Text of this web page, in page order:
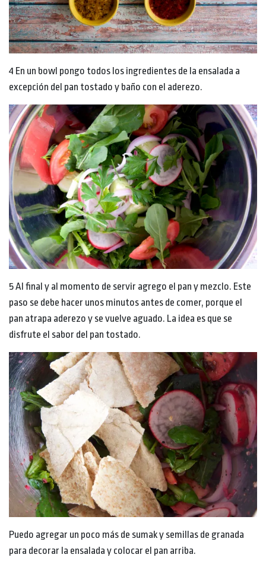
4 En un bowl pongo todos los ingredientes de la ensalada a
excepción del pan tostado y baño con el aderezo.
5 Al final y al momento de servir agrego el pan y mezclo. Este
paso se debe hacer unos minutos antes de comer, porque el
pan atrapa aderezo y se vuelve aguado. La idea es que se
disfrute el sabor del pan tostado.
Puedo agregar un poco más de sumak y semillas de granada
para decorar la ensalada y colocar el pan arriba.